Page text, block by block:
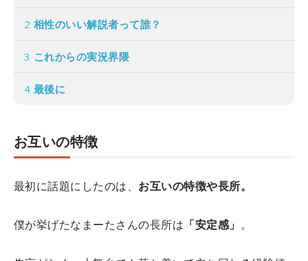
2 相性のいい解説者って誰？
3 これからの実況界隈
4 最後に
お互いの特徴
最初に話題にしたのは、 お互いの特徴や長所。
僕が挙げたなまーたさんの長所は 「安定感」 。